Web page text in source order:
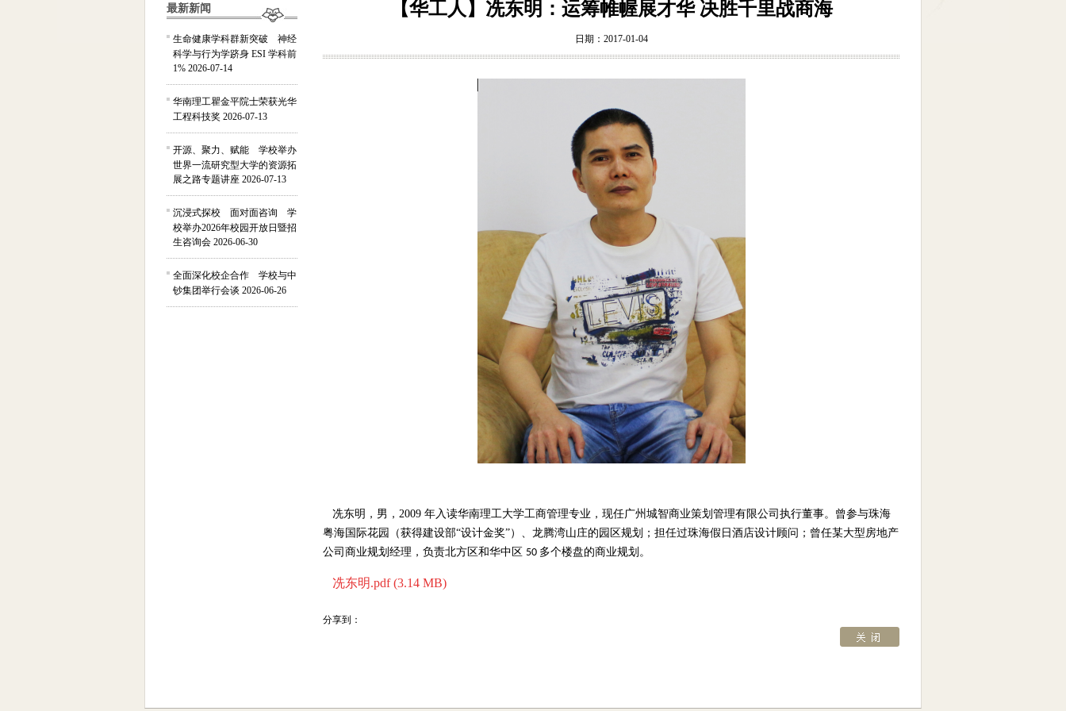
最新新闻
生命健康学科群新突破 神经
科学与行为学跻身 ESI 学科前
1% 2026-07-14
华南理工瞿金平院士荣获光华
工程科技奖 2026-07-13
开源、聚力、赋能 学校举办
世界一流研究型大学的资源拓
展之路专题讲座 2026-07-13
沉浸式探校 面对面咨询 学
校举办2026年校园开放日暨招
生咨询会 2026-06-30
全面深化校企合作 学校与中
钞集团举行会谈 2026-06-26
【华工人】冼东明：运筹帷幄展才华 决胜千里战商海
日期：2017-01-04
冼东明，男， 2009 年入读华南理工大学工商管理专业，现任广州城智商业策划管理有限公司执行董事。曾参与珠海
粤海国际花园（获得建设部“设计金奖”）、龙腾湾山庄的园区规划；担任过珠海假日酒店设计顾问；曾任某大型房地产
公司商业规划经理，负责北方区和华中区 50 多个楼盘的商业规划。
冼东明.pdf (3.14 MB)
分享到：